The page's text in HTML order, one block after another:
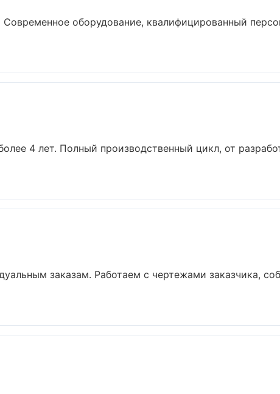
оборудование, квалифицированный
4 лет. Полный производственный цикл, от
заказам. Работаем с чертежами заказчика,